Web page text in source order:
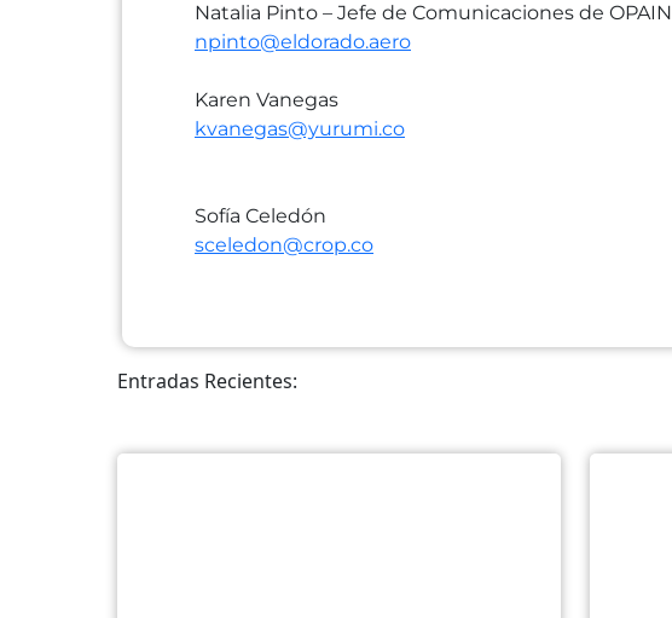
Natalia Pinto – Jefe de Comunicaciones de OPAIN
npinto@eldorado.aero
Karen Vanegas
kvanegas@yurumi.co
Sofía Celedón
sceledon@crop.co
Entradas Recientes: